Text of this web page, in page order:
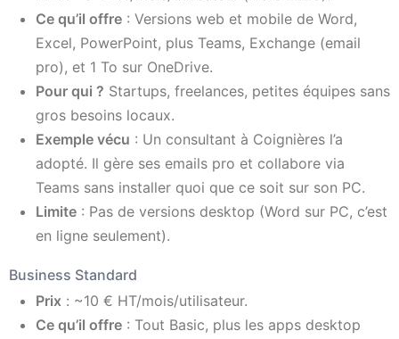
Ce qu’il offre : Versions web et mobile de Word,
Excel, PowerPoint, plus Teams, Exchange (email
pro), et 1 To sur OneDrive.
Pour qui ? Startups, freelances, petites équipes sans
gros besoins locaux.
Exemple vécu : Un consultant à Coignières l’a
adopté. Il gère ses emails pro et collabore via
Teams sans installer quoi que ce soit sur son PC.
Limite : Pas de versions desktop (Word sur PC, c’est
en ligne seulement).
Business Standard
Prix : ~10 € HT/mois/utilisateur.
Ce qu’il offre : Tout Basic, plus les apps desktop